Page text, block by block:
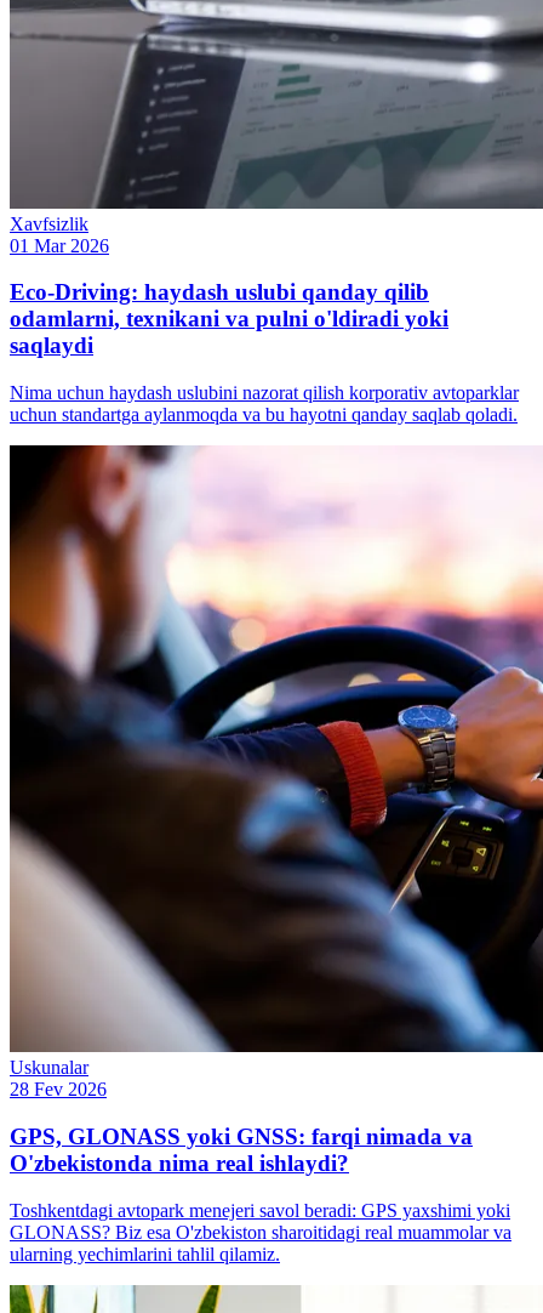
Xavfsizlik
01 Mar 2026
Eco-Driving: haydash uslubi qanday qilib
odamlarni, texnikani va pulni o'ldiradi yoki
saqlaydi
Nima uchun haydash uslubini nazorat qilish korporativ avtoparklar
uchun standartga aylanmoqda va bu hayotni qanday saqlab qoladi.
Uskunalar
28 Fev 2026
GPS, GLONASS yoki GNSS: farqi nimada va
O'zbekistonda nima real ishlaydi?
Toshkentdagi avtopark menejeri savol beradi: GPS yaxshimi yoki
GLONASS? Biz esa O'zbekiston sharoitidagi real muammolar va
ularning yechimlarini tahlil qilamiz.